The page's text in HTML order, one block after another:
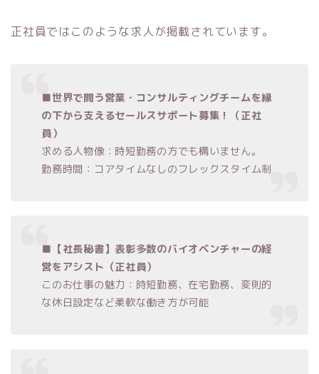
正社員ではこのような求人が掲載されています。
■世界で闘う営業・コンサルティングチームを縁
の下から支えるセールスサポート募集！（正社
員）
求める人物像：時短勤務の方でも構いません。
勤務時間：コアタイムなしのフレックスタイム制
■【社長秘書】表彰多数のバイオベンチャーの経
営をアシスト（正社員）
このお仕事の魅力：時短勤務、在宅勤務、変則的
な休日設定など柔軟な働き方が可能